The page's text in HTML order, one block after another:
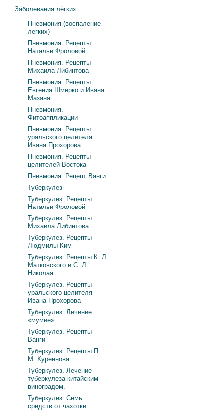
Заболевания лёгких
Пневмония (воспаление
легких)
Пневмония. Рецепты
Натальи Фроловой
Пневмония. Рецепты
Михаила Либинтова
Пневмония. Рецепты
Евгения Шмерко и Ивана
Мазана
Пневмония.
Фитоаппликации
Пневмония. Рецепты
уральского целителя
Ивана Прохорова
Пневмония. Рецепты
целителей Востока
Пневмония. Рецепт Ванги
Туберкулез
Туберкулез. Рецепты
Натальи Фроловой
Туберкулез. Рецепты
Михаила Либинтова
Туберкулез. Рецепты
Людмилы Ким
Туберкулез. Рецепты К. Л.
Матковского и С. Л.
Николая
Туберкулез. Рецепты
уральского целителя
Ивана Прохорова
Туберкулез. Лечение
«мумие»
Туберкулез. Рецепты
Ванги
Туберкулез. Рецепты П.
М. Куреннова
Туберкулез. Лечение
туберкулеза китайским
виноградом.
Туберкулез. Семь
средств от чахотки